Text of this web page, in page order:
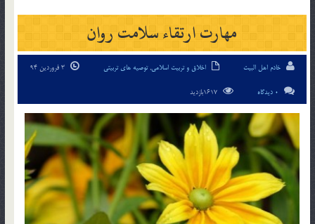
مهارت ارتقاء سلامت روان
خادم اهل البیت اخلاق و تربیت اسلامی,توصیه های تربیتی
0 دیدگاه